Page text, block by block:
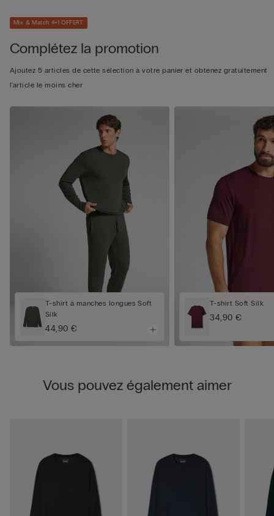
Mix & Match 4+1 OFFERT
Complétez la promotion
Ajoutez 5 articles de cette sélection à votre panier et obtenez gratuitement
l'article le moins cher
T-shirt à manches longues Soft
Silk
44,90 €
T-shirt Soft Silk
34,90 €
Vous pouvez également aimer